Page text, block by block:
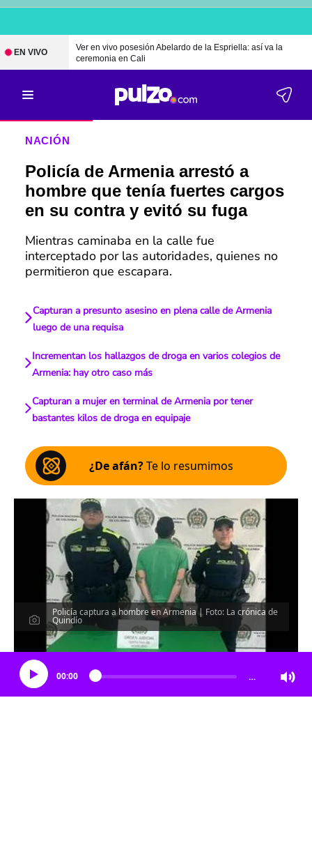
EN VIVO
Ver en vivo posesión Abelardo de la Espriella: así va la
ceremonia en Cali
NACIÓN
Policía de Armenia arrestó a
hombre que tenía fuertes cargos
en su contra y evitó su fuga
Mientras caminaba en la calle fue
interceptado por las autoridades, quienes no
permitieron que escapara.
Capturan a presunto asesino en plena calle de Armenia
luego de una requisa
Incrementan los hallazgos de droga en varios colegios de
Armenia: hay otro caso más
Capturan a mujer en terminal de Armenia por tener
bastantes kilos de droga en equipaje
¿De afán?Te lo resumimos
Policía captura a hombre en Armenia | Foto: La crónica de
Quindío
Escucha el artículo
00:00 …